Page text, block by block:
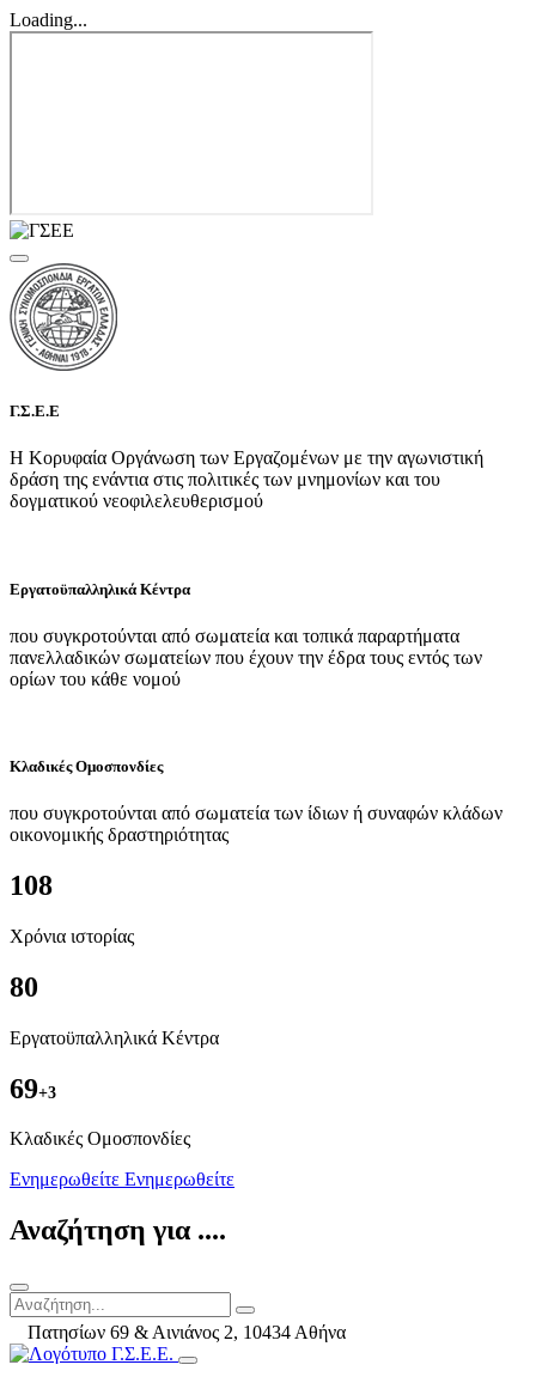
Loading...
Γ.Σ.Ε.Ε
Η Κορυφαία Οργάνωση των Εργαζομένων με την αγωνιστική
δράση της ενάντια στις πολιτικές των μνημονίων και του
δογματικού νεοφιλελευθερισμού
Εργατοϋπαλληλικά Κέντρα
που συγκροτούνται από σωματεία και τοπικά παραρτήματα
πανελλαδικών σωματείων που έχουν την έδρα τους εντός των
ορίων του κάθε νομού
Κλαδικές Ομοσπονδίες
που συγκροτούνται από σωματεία των ίδιων ή συναφών κλάδων
οικονομικής δραστηριότητας
108
Χρόνια ιστορίας
80
Εργατοϋπαλληλικά Κέντρα
69+3
Kλαδικές Ομοσπονδίες
Ενημερωθείτε Ενημερωθείτε
Αναζήτηση για ....
Πατησίων 69 & Αινιάνος 2, 10434 Αθήνα